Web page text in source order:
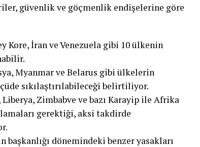
güvenlik ve göçmenlik endişelerine göre
Kore, İran ve Venezuela gibi 10 ülkenin
Myanmar ve Belarus gibi ülkelerin
sıkılaştırılabileceği belirtiliyor.
Zimbabve ve bazı Karayip ile Afrika
gerektiği, aksi takdirde
başkanlığı dönemindeki benzer yasakları